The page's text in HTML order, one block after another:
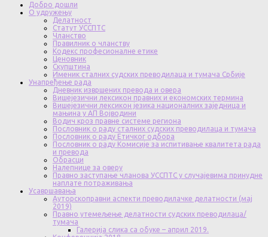
Добро дошли
О удружењу
Делатност
Статут УССПТС
Чланство
Правилник о чланству
Кодекс професионалне етике
Ценовник
Скупштина
Именик сталних судских преводилаца и тумача Србије
Унапређење рада
Дневник извршених превода и овера
Вишејезични лексикон правних и економских термина
Вишејезични лексикон језика националних заједница и
мањина у АП Војводини
Водич кроз правне системе региона
Пословник о раду сталних судских преводилаца и тумача
Пословник о раду Етичког одбора
Пословник о раду Комисије за испитивање квалитета рада
и превода
Обрасци
Налепнице за оверу
Правно заступање чланова УССПТС у случајевима принудне
наплате потраживања
Усавршавања
Ауторскоправни аспекти преводилачке делатности (мај
2019)
Правно утемељење делатности судских преводилаца/
тумача
Галерија слика са обуке – април 2019.